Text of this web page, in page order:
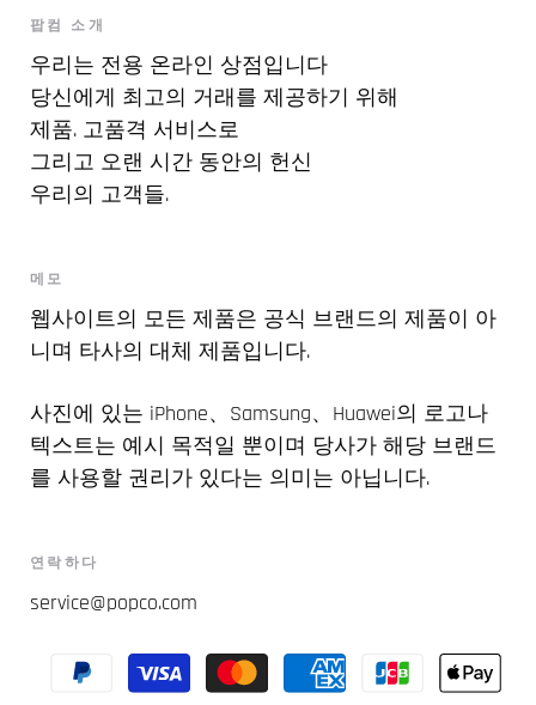
팝컴 소개
우리는 전용 온라인 상점입니다
당신에게 최고의 거래를 제공하기 위해
제품. 고품격 서비스로
그리고 오랜 시간 동안의 헌신
우리의 고객들.
메모
웹사이트의 모든 제품은 공식 브랜드의 제품이 아
니며 타사의 대체 제품입니다.
사진에 있는 iPhone、Samsung、Huawei의 로고나
텍스트는 예시 목적일 뿐이며 당사가 해당 브랜드
를 사용할 권리가 있다는 의미는 아닙니다.
연락하다
service@popco.com